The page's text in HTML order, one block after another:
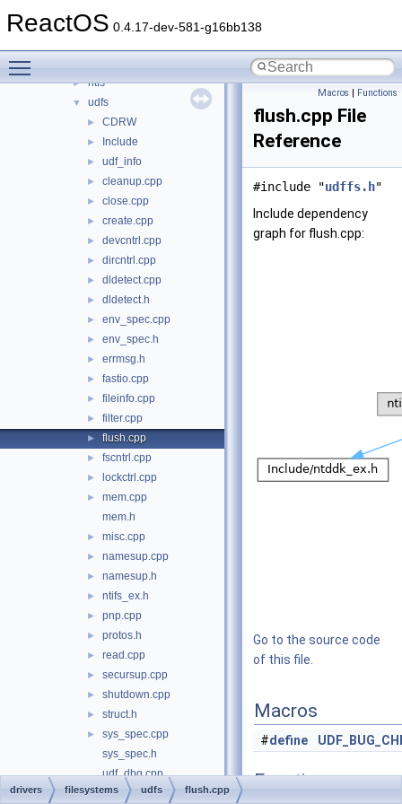
ReactOS 0.4.17-dev-581-g16bb138
► mup
► ntfs
▼ udfs
► CDRW
► Include
► udf_info
► cleanup.cpp
► close.cpp
► create.cpp
► devcntrl.cpp
► dircntrl.cpp
► dldetect.cpp
► dldetect.h
► env_spec.cpp
► env_spec.h
► errmsg.h
► fastio.cpp
► fileinfo.cpp
► filter.cpp
► flush.cpp
► fscntrl.cpp
► lockctrl.cpp
►
mem.cpp
mem.h
► misc.cpp
► namesup.cpp
► namesup.h
► ntifs_ex.h
► pnp.cpp
► protos.h
► read.cpp
► secursup.cpp
► shutdown.cpp
► struct.h
►
sys_spec.cpp
sys_spec.h
udf_dbg.cpp
► udf_dbg.h
Macros | Functions
flush.cpp File
Reference
#include "udffs.h"
Include dependency
graph for flush.cpp:
Go to the source code
of this file.
Macros
#define
Functions
drivers filesystems udfs flush.cpp